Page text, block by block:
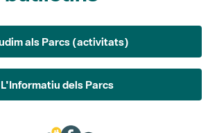
L'Informatiu dels Parcs